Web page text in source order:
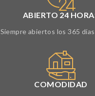
ABIERTO 24
Siempre abiertos los 365
COMODIDAD